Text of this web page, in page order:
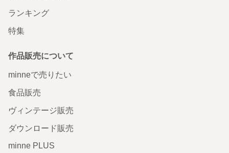
ランキング
特集
作品販売について
minneで売りたい
食品販売
ヴィンテージ販売
ダウンロード販売
minne PLUS